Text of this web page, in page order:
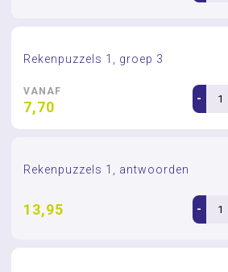
Rekenpuzzels 1, groep 3
VANAF
7,70 -
Rekenpuzzels 1, antwoorden
13,95 -